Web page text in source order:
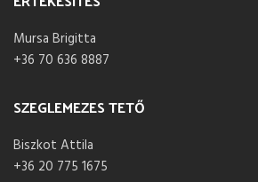
Mursa Brigitta
+36 70 636 8887
SZEGLEMEZES TETŐ
Biszkot Attila
+36 20 775 1675